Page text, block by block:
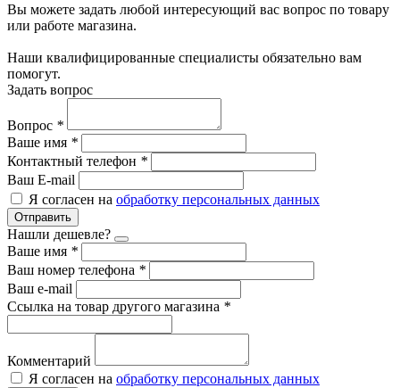
Вы можете задать любой интересующий вас вопрос по товару
или работе магазина.
Наши квалифицированные специалисты обязательно вам
помогут.
Задать вопрос
Вопрос *
Ваше имя *
Контактный телефон *
Ваш E-mail
Я согласен на обработку персональных данных
Отправить
Нашли дешевле?
Ваше имя *
Ваш номер телефона *
Ваш e-mail
Ссылка на товар другого магазина *
Комментарий
Я согласен на обработку персональных данных